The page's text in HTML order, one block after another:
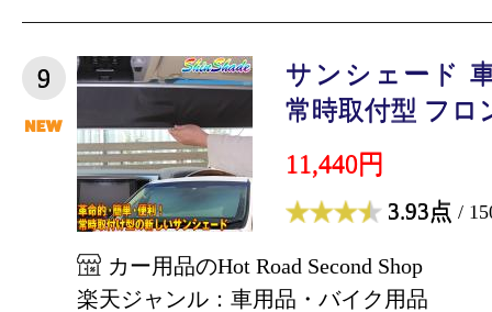
9
サンシェード
常時取付型 フロ
11,440円
3.93点 /
カー用品のHot Road Second Shop
楽天ジャンル：車用品・バイク用品